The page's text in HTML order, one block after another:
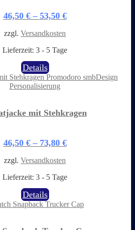
auf
Produktseite
gewählt
werden
46,50 €– 53,50 €
zzgl. Versandkosten
Lieferzeit: 3 - 5 Tage
DetailsDieses
Produkt
weist
mehrere
auf.
Die
auf
Produktseite
gewählt
werden
mit Stehkragen
46,50 €– 73,80 €
zzgl. Versandkosten
Lieferzeit: 3 - 5 Tage
DetailsDieses
Produkt